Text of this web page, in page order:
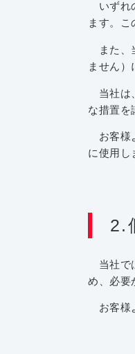
いずれ
ます。
また、
ません
当社は
な措置を
お客様
に使用し
2.
当社で
め、必要
お客様